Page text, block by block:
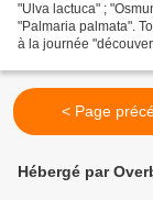
"Ulva lactuca" ;
"Palmaria palmata".
à la journée
< Page
Hébergé par